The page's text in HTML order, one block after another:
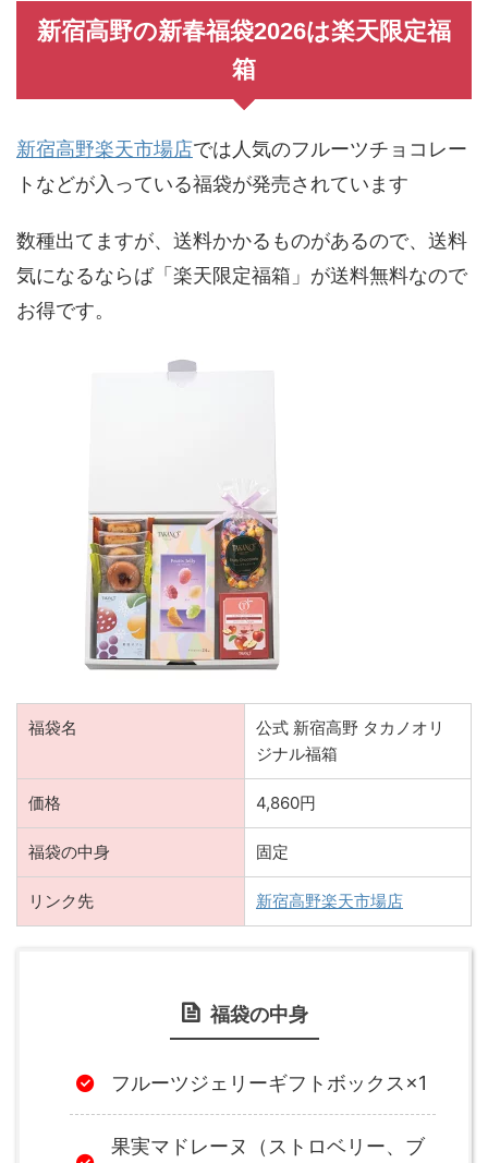
新宿高野の新春福袋2026は楽天限定福
箱
新宿高野楽天市場店では人気のフルーツチョコレー
トなどが入っている福袋が発売されています
数種出てますが、送料かかるものがあるので、送料
気になるならば「楽天限定福箱」が送料無料なので
お得です。
福袋名
公式 新宿高野 タカノオリ
ジナル福箱
価格 4,860円
福袋の中身 固定
リンク先 新宿高野楽天市場店
福袋の中身
フルーツジェリーギフトボックス×1
果実マドレーヌ（ストロベリー、ブ